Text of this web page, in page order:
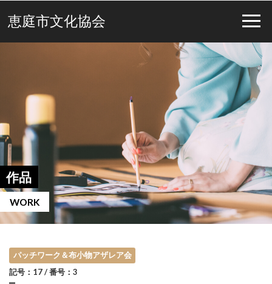
恵庭市文化協会
作品
WORK
パッチワーク＆布小物アザレア会
記号：17 / 番号：3